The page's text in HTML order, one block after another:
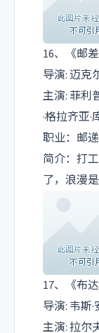
16、《邮
导演: 迈克
主演: 菲利
·格拉齐亚
职业：邮
简介：打
了，浪漫
17、《布
导演: 韦斯
主演: 拉尔